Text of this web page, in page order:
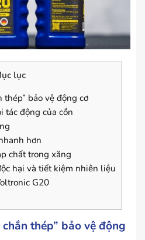
lục
thép” bảo vệ động cơ
tác động của cồn
hơn
chất trong xăng
hại và tiết kiệm nhiên liệu
G20
thép” bảo vệ động